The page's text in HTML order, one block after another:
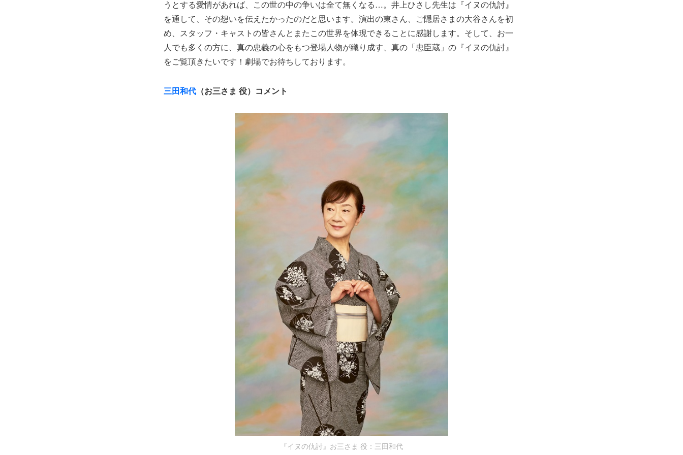
うとする愛情があれば、この世の中の争いは全て無くなる…。井上ひさし先生は『イヌの仇討』
を通して、その想いを伝えたかったのだと思います。演出の東さん、ご隠居さまの大谷さんを初
め、スタッフ・キャストの皆さんとまたこの世界を体現できることに感謝します。そして、お一
人でも多くの方に、真の忠義の心をもつ登場人物が織り成す、真の「忠臣蔵」の『イヌの仇討』
をご覧頂きたいです！劇場でお待ちしております。
三田和代 （お三さま 役）コメント
『イヌの仇討』お三さま 役：三田和代